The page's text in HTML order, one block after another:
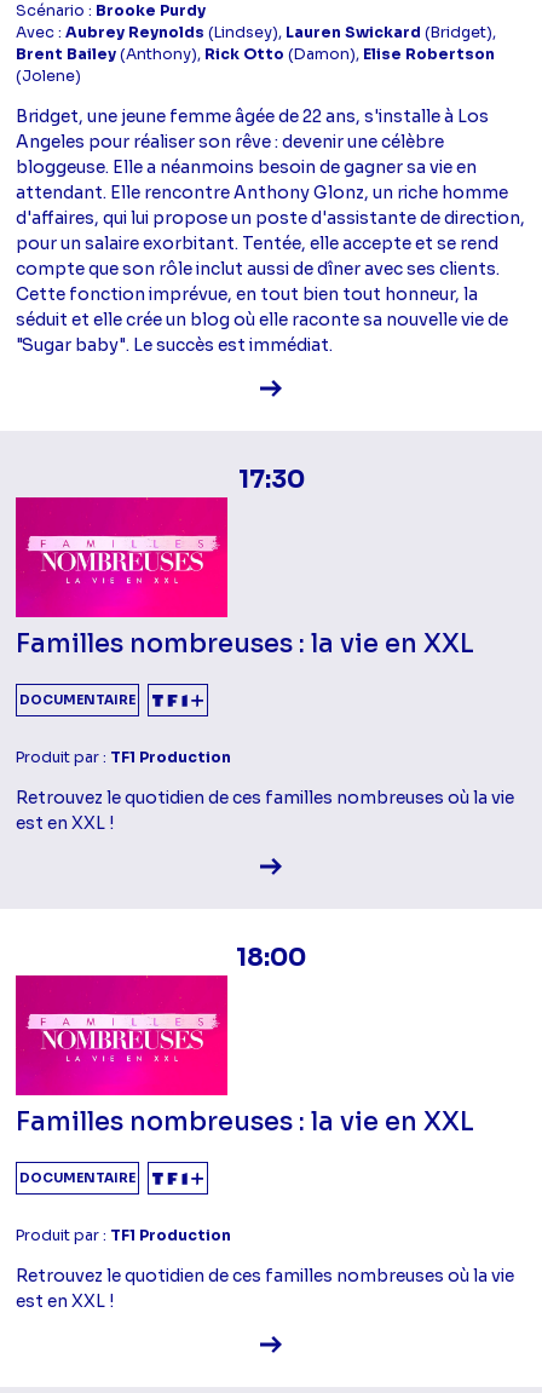
Scénario : Brooke Purdy
Avec :Aubrey Reynolds (Lindsey), Lauren Swickard (Bridget),
Brent Bailey(Anthony), Rick Otto (Damon), Elise Robertson
(Jolene)
Bridget, une jeune femme âgée de 22 ans, s'installe à Los
Angeles pour réaliser son rêve : devenir une célèbre
bloggeuse. Elle a néanmoins besoin de gagner sa vie en
attendant. Elle rencontre Anthony Glonz, un riche homme
d'affaires, qui lui propose un poste d'assistante de direction,
pour un salaire exorbitant. Tentée, elle accepte et se rend
compte que son rôle inclut aussi de dîner avec ses clients.
Cette fonction imprévue, en tout bien tout honneur, la
séduit et elle crée un blog où elle raconte sa nouvelle vie de
"Sugar baby". Le succès est immédiat.
Voir la fiche diffusion
17:30
Familles nombreuses : la vie en XXL
DOCUMENTAIRE
Produit par : TF1 Production
Retrouvez le quotidien de ces familles nombreuses où la vie
est en XXL !
Voir la fiche diffusion
18:00
Familles nombreuses : la vie en XXL
DOCUMENTAIRE
Produit par : TF1 Production
Retrouvez le quotidien de ces familles nombreuses où la vie
est en XXL !
Voir la fiche diffusion